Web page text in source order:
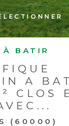
À BATIR
A
CLOS
(60000)